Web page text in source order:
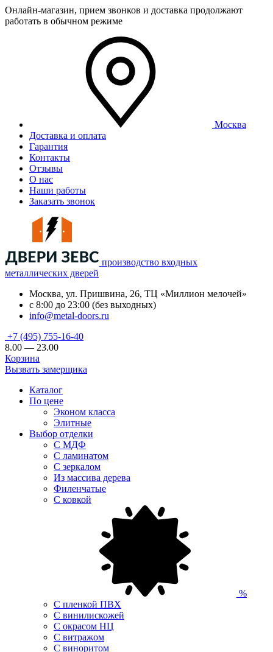
Онлайн-магазин, прием звонков и доставка продолжают
работать в обычном режиме
Москва
Доставка и оплата
Гарантия
Контакты
Отзывы
О нас
Наши работы
Заказать звонок
производство входных
металлических дверей
Москва, ул. Пришвина, 26, ТЦ «Миллион мелочей»
с 8:00 до 23:00 (без выходных)
info@metal-doors.ru
+7 (495) 755-16-40
8.00 — 23.00
Корзина
Вызвать замерщика
Каталог
По цене
Эконом класса
Элитные
Выбор отделки
С МДФ
С ламинатом
С зеркалом
Из массива дерева
Филенчатые
С ковкой
%
С пленкой ПВХ
С винилискожей
С окрасом НЦ
С витражом
С виноритом